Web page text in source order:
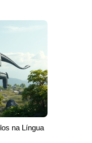
na Língua